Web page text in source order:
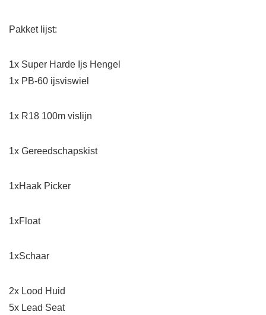
Pakket lijst:
1x Super Harde Ijs Hengel
1x PB-60 ijsviswiel
1x R18 100m vislijn
1x Gereedschapskist
1xHaak Picker
1xFloat
1xSchaar
2x Lood Huid
5x Lead Seat